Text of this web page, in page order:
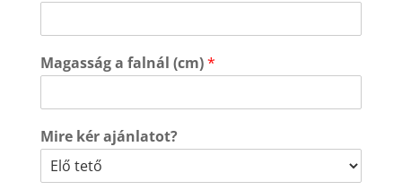
Magasság a falnál (cm)*
Mire kér ajánlatot?